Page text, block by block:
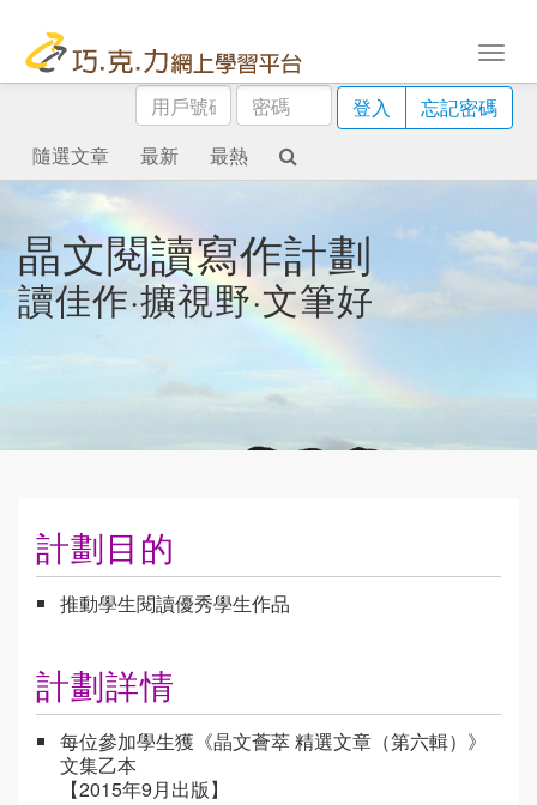
用
戶
號
碼
密
碼
登入
忘記密碼
隨選文章
最新 最熱
晶文閱讀寫作計劃
讀佳作·擴視野·文筆好
計劃目的
推動學生閱讀優秀學生作品
計劃詳情
每位參加學生獲《晶文薈萃 精選文章（第六輯）》
文集乙本
【2015年9月出版】